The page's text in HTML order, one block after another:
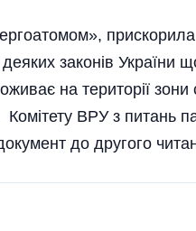
законів України
на території
ВРУ з питань
до другого